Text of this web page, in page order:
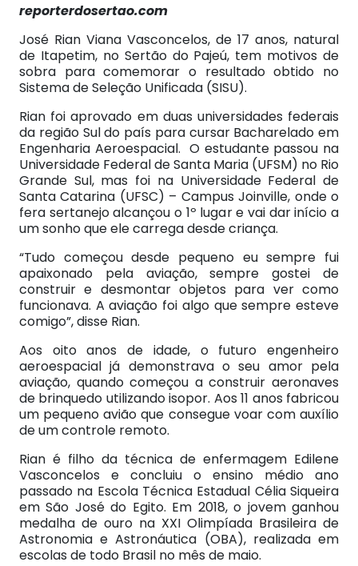
reporterdosertao.com
José Rian Viana Vasconcelos, de 17 anos, natural
de Itapetim, no Sertão do Pajeú, tem motivos de
sobra para comemorar o resultado obtido no
Sistema de Seleção Unificada (SISU).
Rian foi aprovado em duas universidades federais
da região Sul do país para cursar Bacharelado em
Engenharia Aeroespacial. O estudante passou na
Universidade Federal de Santa Maria (UFSM) no Rio
Grande Sul, mas foi na Universidade Federal de
Santa Catarina (UFSC) – Campus Joinville, onde o
fera sertanejo alcançou o 1º lugar e vai dar início a
um sonho que ele carrega desde criança.
“Tudo começou desde pequeno eu sempre fui
apaixonado pela aviação, sempre gostei de
construir e desmontar objetos para ver como
funcionava. A aviação foi algo que sempre esteve
comigo”, disse Rian.
Aos oito anos de idade, o futuro engenheiro
aeroespacial já demonstrava o seu amor pela
aviação, quando começou a construir aeronaves
de brinquedo utilizando isopor. Aos 11 anos fabricou
um pequeno avião que consegue voar com auxílio
de um controle remoto.
Rian é filho da técnica de enfermagem Edilene
Vasconcelos e concluiu o ensino médio ano
passado na Escola Técnica Estadual Célia Siqueira
em São José do Egito. Em 2018, o jovem ganhou
medalha de ouro na XXI Olimpíada Brasileira de
Astronomia e Astronáutica (OBA), realizada em
escolas de todo Brasil no mês de maio.